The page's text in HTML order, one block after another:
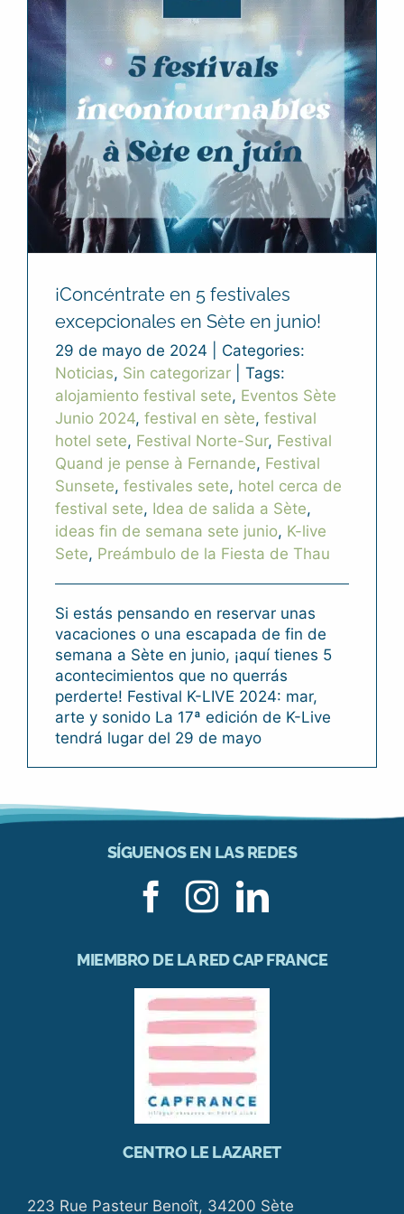
¡Concéntrate en 5 festivales
excepcionales en Sète en junio!
29 de mayo de 2024
Categories:
Noticias, Sin categorizar
Tags:
alojamiento festival sete, Eventos Sète
Junio 2024, festival en sète, festival
hotel sete, Festival Norte-Sur, Festival
Quand je pense à Fernande, Festival
Sunsete, festivales sete, hotel cerca de
festival sete, Idea de salida a Sète,
ideas fin de semana sete junio, K-live
Sete, Preámbulo de la Fiesta de Thau
Si estás pensando en reservar unas
vacaciones o una escapada de fin de
semana a Sète en junio, ¡aquí tienes 5
acontecimientos que no querrás
perderte! Festival K-LIVE 2024: mar,
arte y sonido La 17ª edición de K-Live
tendrá lugar del 29 de mayo
SÍGUENOS EN LAS REDES
MIEMBRO DE LA RED CAP FRANCE
CENTRO LE LAZARET
223 Rue Pasteur Benoît, 34200 Sète